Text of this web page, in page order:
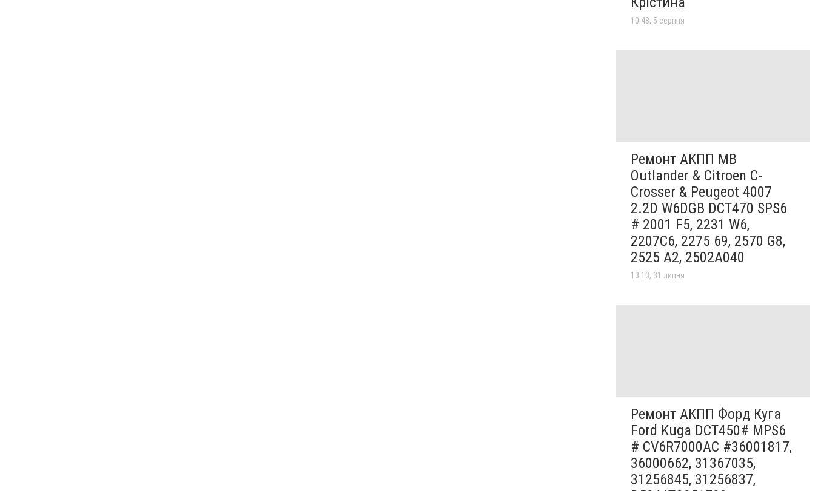
10:48, 5 серпня
Ремонт АКПП MB
Outlander & Citroen C-
Crosser & Peugeot 4007
2.2D W6DGB DCT470 SPS6
# 2001 F5, 2231 W6,
2207C6, 2275 69, 2570 G8,
2525 A2, 2502A040
13:13, 31 липня
Ремонт АКПП Форд Куга
Ford Kuga DCT450# MPS6
# CV6R7000AC #36001817,
36000662, 31367035,
31256845, 31256837,